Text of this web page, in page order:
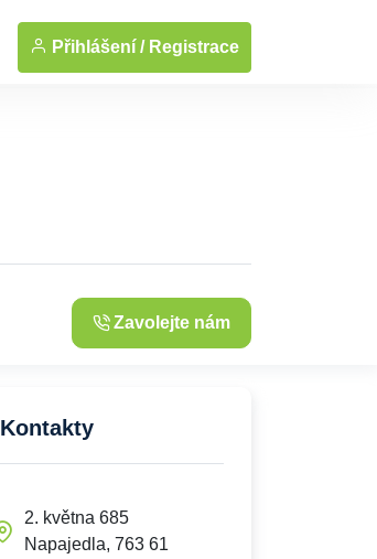
Přihlášení / Registrace
... Zobrazit fotografie
Zavolejte nám
Kontakty
2. května 685
Napajedla, 763 61